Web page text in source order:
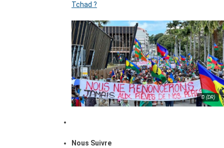
Tchad ?
© (DR)
Nous Suivre